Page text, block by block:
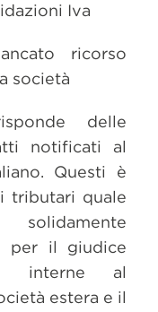
Iva
ricorso
società
delle
notificati al
Questi è
tributari quale
per il giudice
interne al
estera e il